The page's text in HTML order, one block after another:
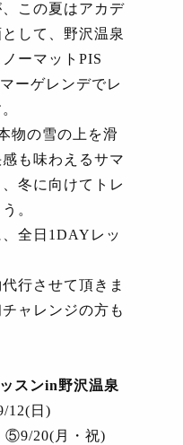
この夏はアカデ
して、野沢温泉
ーマットPIS
ーゲレンデでレ
物の雪の上を滑
も味わえるサマ
冬に向けてトレ
。
全日 1DAY レッ
行させて頂きま
ャレンジの方も
スンin野沢温泉
12( 日)
9/20( 月・祝)